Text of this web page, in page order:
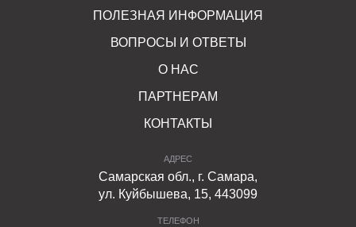
преимуществами:
эстетическая привлекательность и широкая
повышенная прочность;
возможность укладки без привлечения
устойчивость к влаге, перепадам температур
(водопоглощение изделий – не выше 6%,
морозостойкость – F100);
ПОЛЕЗНАЯ ИНФОРМАЦИЯ
ВОПРОСЫ И ОТВЕТЫ
О НАС
ПАРТНЕРАМ
КОНТАКТЫ
АДРЕС
Самарская обл., г. Самара,
ул. Куйбышева, 15, 443099
ТЕЛЕФОН